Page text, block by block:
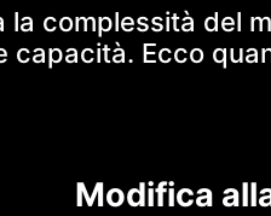
la complessità del
capacità. Ecco
Modifica